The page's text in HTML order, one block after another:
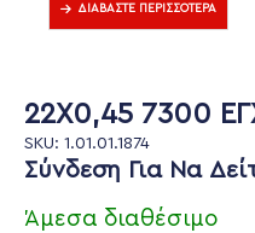
ΔΙΑΒΆΣΤΕ ΠΕΡΙΣΣΌΤΕΡΑ
22X0,45 7300
SKU: 1.01.01.1874
Σύνδεση Για Να
Άμεσα διαθέσιμο